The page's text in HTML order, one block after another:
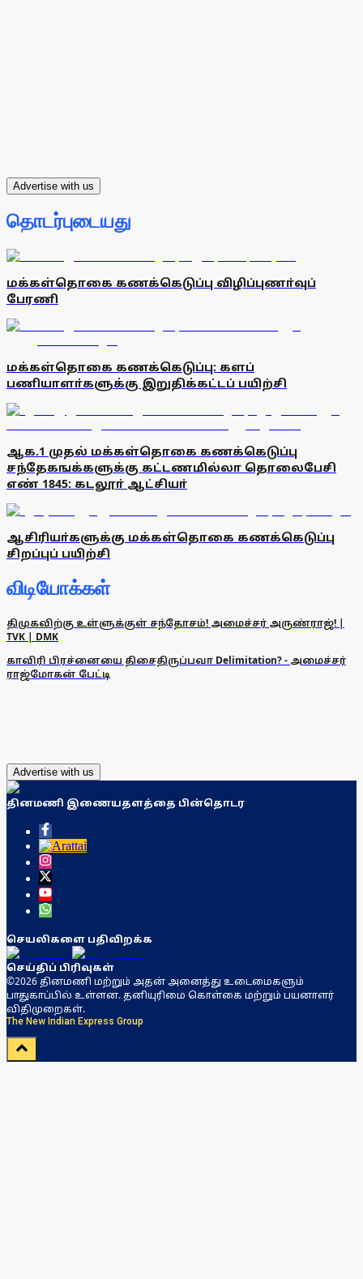
Advertise with us
தொடர்புடையது
மக்கள்தொகை கணக்கெடுப்பு விழிப்புணா்வுப்
பேரணி
மக்கள்தொகை கணக்கெடுப்பு: களப்
பணியாளா்களுக்கு இறுதிக்கட்டப் பயிற்சி
ஆக.1 முதல் மக்கள்தொகை கணக்கெடுப்பு
சந்தேகஙக்களுக்கு கட்டணமில்லா தொலைபேசி
எண் 1845: கடலூா் ஆட்சியா்
ஆசிரியா்களுக்கு மக்கள்தொகை கணக்கெடுப்பு
சிறப்புப் பயிற்சி
விடியோக்கள்
திமுகவிற்கு உள்ளுக்குள் சந்தோசம்! அமைச்சர் அருண்ராஜ்! |
TVK | DMK
காவிரி பிரச்னையை திசைதிருப்பவா Delimitation? - அமைச்சர்
ராஜ்மோகன் பேட்டி
Advertise with us
தினமணி இணையதளத்தை பின்தொடர
செயலிகளை பதிவிறக்க
செய்திப் பிரிவுகள்
©2026 தினமணி மற்றும் அதன் அனைத்து உடைமைகளும்
பாதுகாப்பில் உள்ளன. தனியுரிமை கொள்கை மற்றும் பயனாளர்
விதிமுறைகள்.
The New Indian Express Group